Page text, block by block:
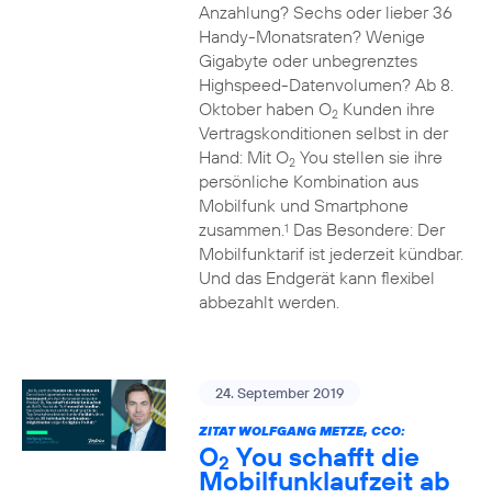
Anzahlung? Sechs oder lieber 36
Handy-Monatsraten? Wenige
Gigabyte oder unbegrenztes
Highspeed-Datenvolumen? Ab 8.
Oktober haben O2Kunden ihre
Vertragskonditionen selbst in der
Hand: Mit O2You stellen sie ihre
persönliche Kombination aus
Mobilfunk und Smartphone
zusammen.1 Das Besondere: Der
Mobilfunktarif ist jederzeit kündbar.
Und das Endgerät kann flexibel
abbezahlt werden.
24. September 2019
ZITAT WOLFGANG METZE, CCO:
O2 You schafft die
Mobilfunklaufzeit ab